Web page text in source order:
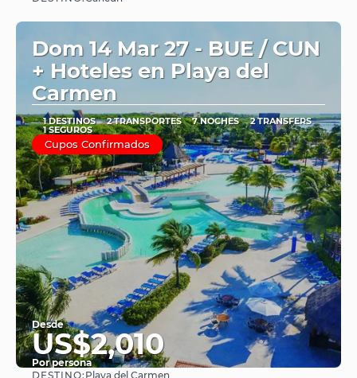
Dom 14 Mar 27 - BUE / CUN
+ Hoteles en Playa del
Carmen
1 DESTINOS 2 TRANSPORTES 7 NOCHES 2 TRANSFERS
1 SEGUROS
Cupos Confirmados
Desde
US$2,010
Por persona
DESTINO: Playa del Carmen